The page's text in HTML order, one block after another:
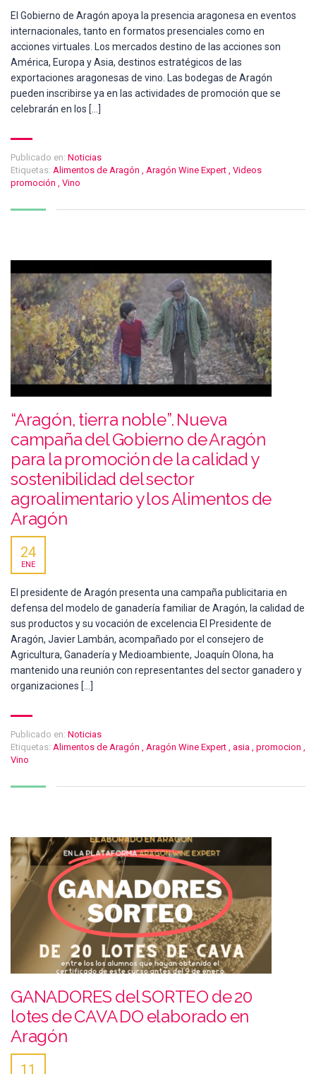
El Gobierno de Aragón apoya la presencia aragonesa en eventos
internacionales, tanto en formatos presenciales como en
acciones virtuales. Los mercados destino de las acciones son
América, Europa y Asia, destinos estratégicos de las
exportaciones aragonesas de vino. Las bodegas de Aragón
pueden inscribirse ya en las actividades de promoción que se
celebrarán en los […]
Publicado en: Noticias
Etiquetas: Alimentos de Aragón , Aragón Wine Expert , Videos
promoción , Vino
“Aragón, tierra noble”. Nueva
campaña del Gobierno de Aragón
para la promoción de la calidad y
sostenibilidad del sector
agroalimentario y los Alimentos de
Aragón
24
ENE
El presidente de Aragón presenta una campaña publicitaria en
defensa del modelo de ganadería familiar de Aragón, la calidad de
sus productos y su vocación de excelencia El Presidente de
Aragón, Javier Lambán, acompañado por el consejero de
Agricultura, Ganadería y Medioambiente, Joaquín Olona, ha
mantenido una reunión con representantes del sector ganadero y
organizaciones […]
Publicado en: Noticias
Etiquetas: Alimentos de Aragón , Aragón Wine Expert , asia , promocion ,
Vino
GANADORES del SORTEO de 20
lotes de CAVA DO elaborado en
Aragón
11